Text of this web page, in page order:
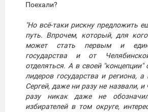
Поехали?
"Но всё-таки рискну предложить
путь. Впрочем, который, для
может стать первым и
государства и от
отделяться. А в своей "концепции"
лидеров государства и региона, а
Сергей, даже ни разу не назвали, и
разу никак даже не
избирателей в том округе,